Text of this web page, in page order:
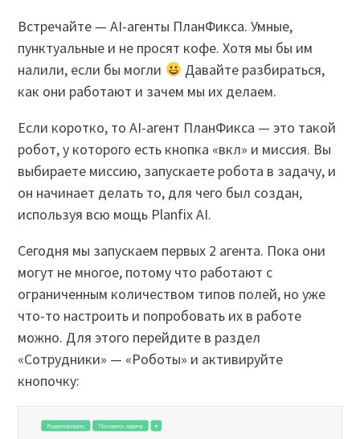
Встречайте — AI-агенты ПланФикса. Умные,
пунктуальные и не просят кофе. Хотя мы бы им
налили, если бы могли
Давайте разбираться,
как они работают и зачем мы их делаем.
Если коротко, то AI-агент ПланФикса — это такой
робот, у которого есть кнопка «вкл» и миссия. Вы
выбираете миссию, запускаете робота в задачу, и
он начинает делать то, для чего был создан,
используя всю мощь Planfix AI.
Сегодня мы запускаем первых 2 агента. Пока они
могут не многое, потому что работают с
ограниченным количеством типов полей, но уже
что-то настроить и попробовать их в работе
можно. Для этого перейдите в раздел
«Сотрудники» — «Роботы» и активируйте
кнопочку: